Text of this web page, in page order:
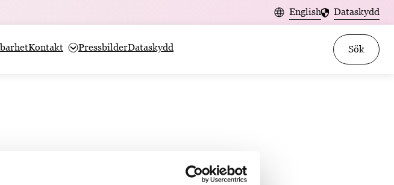
English Dataskydd
Kontakt PressbilderDataskydd Sök